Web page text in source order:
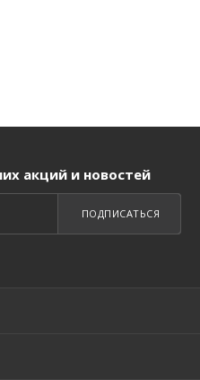
акций и новостей
ПОДПИСАТЬСЯ